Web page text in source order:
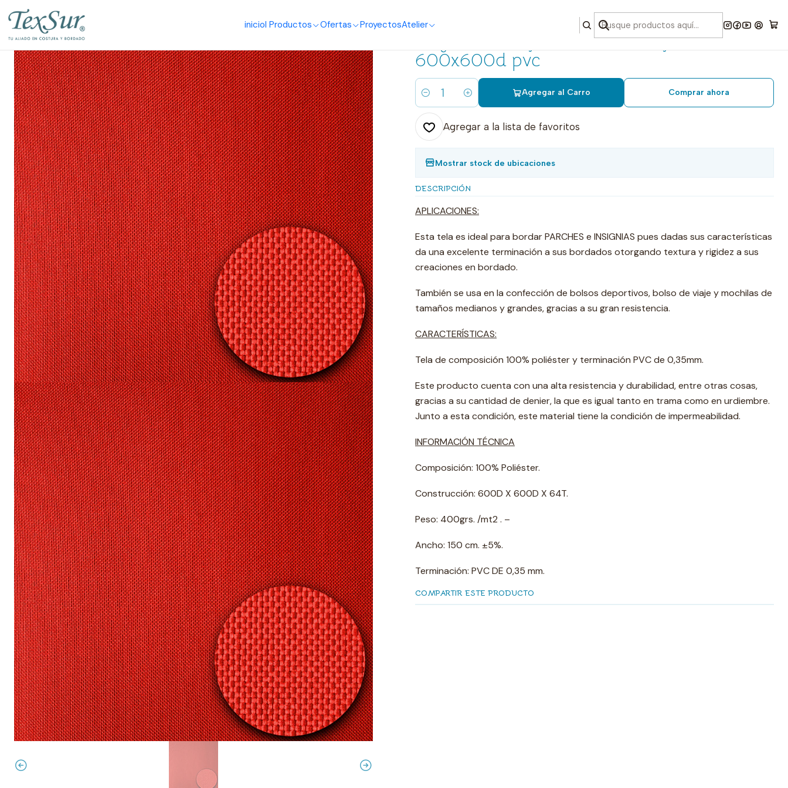
inicioI Productos Ofertas ProyectosAtelier
|
Engomado rojo 1 mt. x 1.50 rojo
600x600d pvc
Cantidad
Agregar al Carro Comprar ahora
Agregar a la lista de favoritos
Mostrar stock de ubicaciones
DESCRIPCIÓN
APLICACIONES:
Esta tela es ideal para bordar PARCHES e INSIGNIAS pues dadas sus características
da una excelente terminación a sus bordados otorgando textura y rigidez a sus
creaciones en bordado.
También se usa en la confección de bolsos deportivos, bolso de viaje y mochilas de
tamaños medianos y grandes, gracias a su gran resistencia.
CARACTERÍSTICAS:
Tela de composición 100% poliéster y terminación PVC de 0,35mm.
Este producto cuenta con una alta resistencia y durabilidad, entre otras cosas,
gracias a su cantidad de denier, la que es igual tanto en trama como en urdiembre.
Junto a esta condición, este material tiene la condición de impermeabilidad.
INFORMACIÓN TÉCNICA
Composición: 100% Poliéster.
Construcción: 600D X 600D X 64T.
Peso: 400grs. /mt2 . –
Ancho: 150 cm. ±5%.
Terminación: PVC DE 0,35 mm.
COMPARTIR ESTE PRODUCTO